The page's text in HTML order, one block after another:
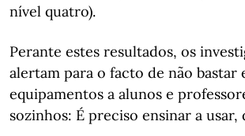
nível quatro).
Perante estes resultados, os
alertam para o facto de não bastar
equipamentos a alunos e
sozinhos: É preciso ensinar a usar,